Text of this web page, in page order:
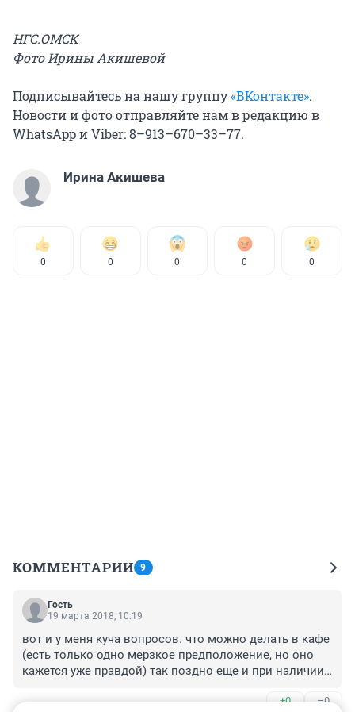
НГС.ОМСК
Фото Ирины Акишевой
Подписывайтесь на нашу группу«ВКонтакте».
Новости и фото отправляйте нам в редакцию в
WhatsApp и Viber: 8–913–670–33–77.
Ирина Акишева
0 0 0 0 0
КОММЕНТАРИИ 9
Гость
19 марта 2018, 10:19
вот и у меня куча вопросов. что можно делать в кафе
(есть только одно мерзкое предположение, но оно
кажется уже правдой) так поздно еще и при наличии
пешеходника в столь поздний час. ждем дальнейших
+0 –0